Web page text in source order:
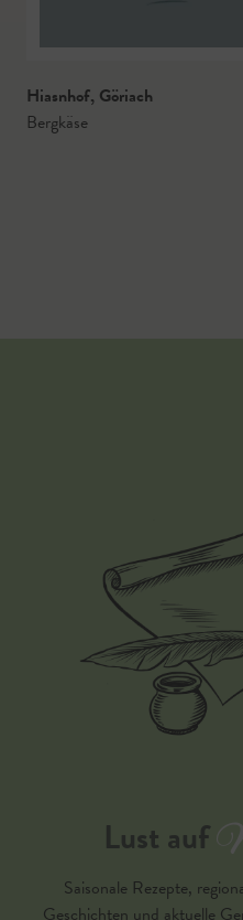
Hiasnhof, Göriach
Bergkäse
Lust auf
Saisonale Rezepte,
Geschichten und aktuelle